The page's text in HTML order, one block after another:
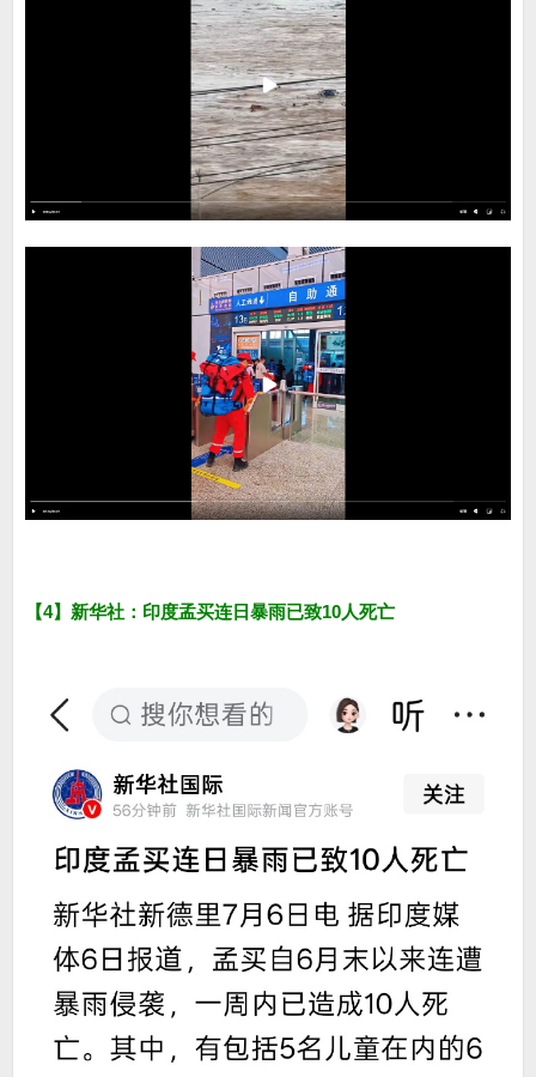
【4】新华社：印度孟买连日暴雨已致10人死亡